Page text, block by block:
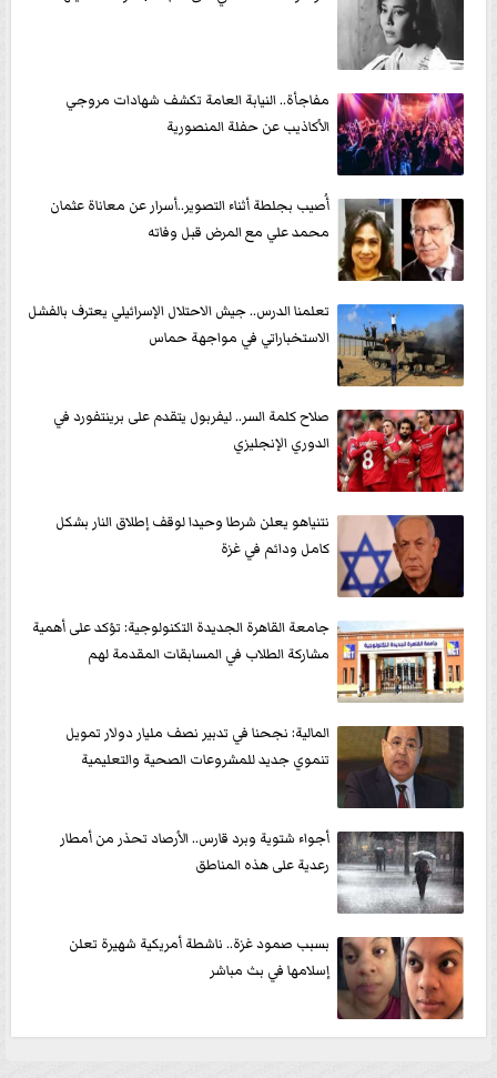
مفاجأة.. النيابة العامة تكشف شهادات مروجي
الأكاذيب عن حفلة المنصورية
أُصيب بجلطة أثناء التصوير..أسرار عن معاناة عثمان
محمد علي مع المرض قبل وفاته
تعلمنا الدرس.. جيش الاحتلال الإسرائيلي يعترف بالفشل
الاستخباراتي في مواجهة حماس
صلاح كلمة السر.. ليفربول يتقدم على برينتفورد في
الدوري الإنجليزي
نتنياهو يعلن شرطا وحيدا لوقف إطلاق النار بشكل
كامل ودائم في غزة
جامعة القاهرة الجديدة التكنولوجية: تؤكد على أهمية
مشاركة الطلاب في المسابقات المقدمة لهم
المالية: نجحنا في تدبير نصف مليار دولار تمويل
تنموي جديد للمشروعات الصحية والتعليمية
أجواء شتوية وبرد قارس.. الأرصاد تحذر من أمطار
رعدية على هذه المناطق
بسبب صمود غزة.. ناشطة أمريكية شهيرة تعلن
إسلامها في بث مباشر